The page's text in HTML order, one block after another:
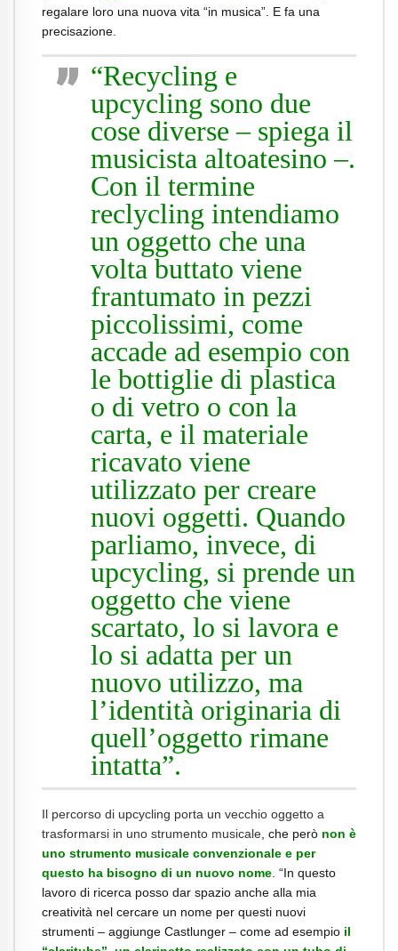
regalare loro una nuova vita “in musica”. E fa una
precisazione.
“Recycling e
upcycling sono due
cose diverse – spiega il
musicista altoatesino –.
Con il termine
reclycling intendiamo
un oggetto che una
volta buttato viene
frantumato in pezzi
piccolissimi, come
accade ad esempio con
le bottiglie di plastica
o di vetro o con la
carta, e il materiale
ricavato viene
utilizzato per creare
nuovi oggetti. Quando
parliamo, invece, di
upcycling, si prende un
oggetto che viene
scartato, lo si lavora e
lo si adatta per un
nuovo utilizzo, ma
l’identità originaria di
quell’oggetto rimane
intatta”.
Il percorso di upcycling porta un vecchio oggetto a
trasformarsi in uno strumento musicale , che però non è
uno strumento musicale convenzionale e per
questo ha bisogno di un nuovo nome . “In questo
lavoro di ricerca posso dar spazio anche alla mia
creatività nel cercare un nome per questi nuovi
strumenti – aggiunge Castlunger – come ad esempio il